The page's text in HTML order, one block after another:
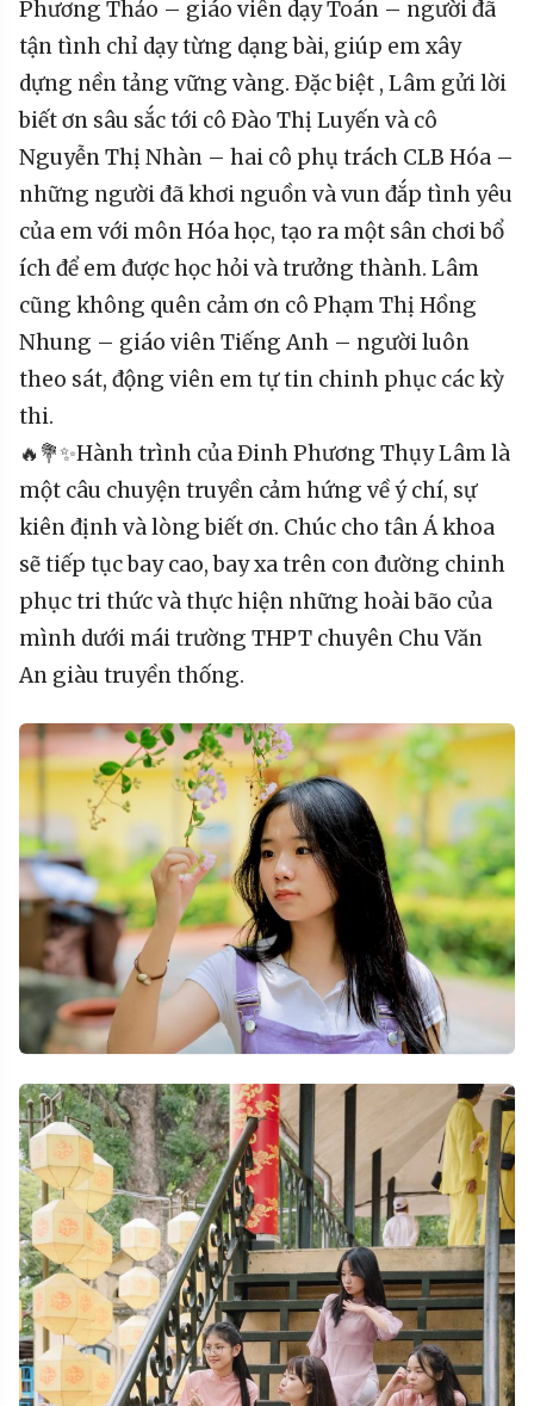
Phương Thảo – giáo viên dạy Toán – người đã
tận tình chỉ dạy từng dạng bài, giúp em xây
dựng nền tảng vững vàng. Đặc biệt , Lâm gửi lời
biết ơn sâu sắc tới cô Đào Thị Luyến và cô
Nguyễn Thị Nhàn – hai cô phụ trách CLB Hóa –
những người đã khơi nguồn và vun đắp tình yêu
của em với môn Hóa học, tạo ra một sân chơi bổ
ích để em được học hỏi và trưởng thành. Lâm
cũng không quên cảm ơn cô Phạm Thị Hồng
Nhung – giáo viên Tiếng Anh – người luôn
theo sát, động viên em tự tin chinh phục các kỳ
thi.
🔥💐✨Hành trình của Đinh Phương Thụy Lâm là
một câu chuyện truyền cảm hứng về ý chí, sự
kiên định và lòng biết ơn. Chúc cho tân Á khoa
sẽ tiếp tục bay cao, bay xa trên con đường chinh
phục tri thức và thực hiện những hoài bão của
mình dưới mái trường THPT chuyên Chu Văn
An giàu truyền thống.